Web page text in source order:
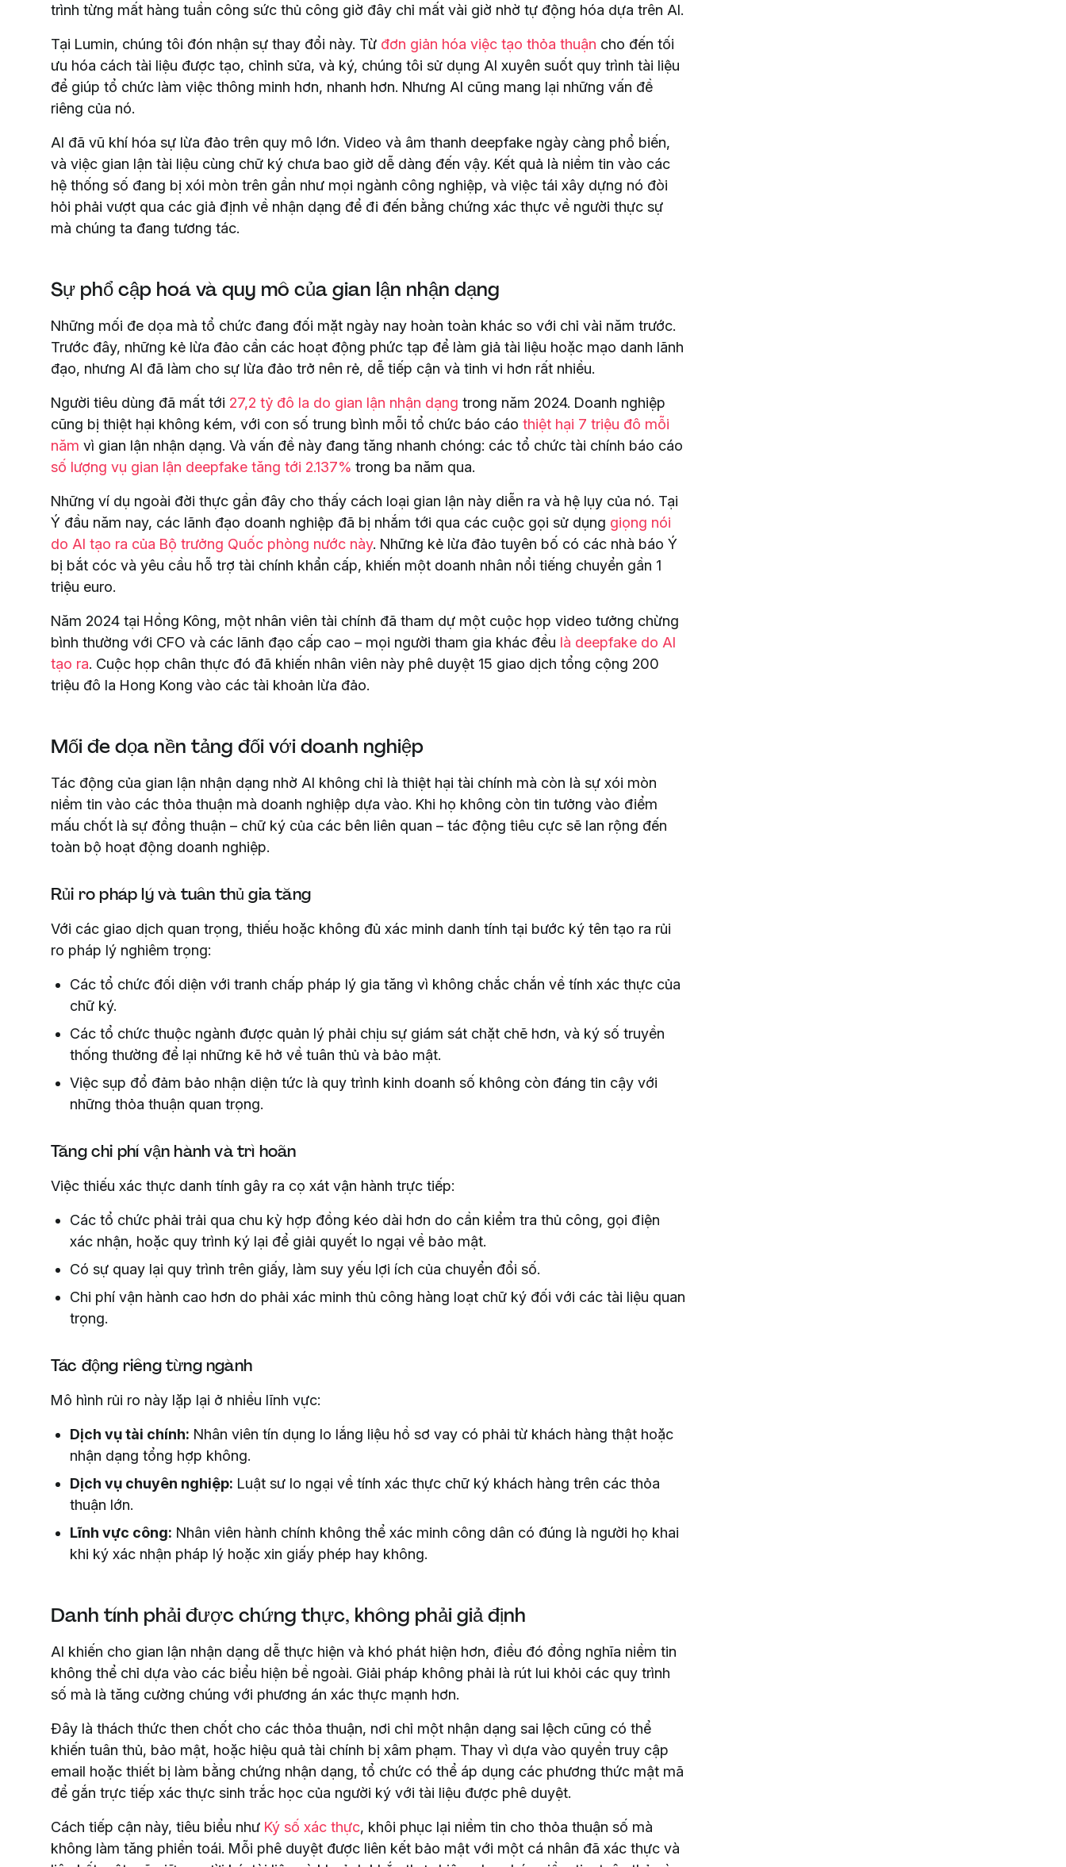
trình từng mất hàng tuần công sức thủ công giờ đây chỉ mất vài giờ nhờ tự động hóa dựa trên AI.
Tại Lumin, chúng tôi đón nhận sự thay đổi này. Từ đơn giản hóa việc tạo thỏa thuận cho đến tối
ưu hóa cách tài liệu được tạo, chỉnh sửa, và ký, chúng tôi sử dụng AI xuyên suốt quy trình tài liệu
để giúp tổ chức làm việc thông minh hơn, nhanh hơn. Nhưng AI cũng mang lại những vấn đề
riêng của nó.
AI đã vũ khí hóa sự lừa đảo trên quy mô lớn. Video và âm thanh deepfake ngày càng phổ biến,
và việc gian lận tài liệu cùng chữ ký chưa bao giờ dễ dàng đến vậy. Kết quả là niềm tin vào các
hệ thống số đang bị xói mòn trên gần như mọi ngành công nghiệp, và việc tái xây dựng nó đòi
hỏi phải vượt qua các giả định về nhận dạng để đi đến bằng chứng xác thực về người thực sự
mà chúng ta đang tương tác.
Sự phổ cập hoá và quy mô của gian lận nhận dạng
Những mối đe dọa mà tổ chức đang đối mặt ngày nay hoàn toàn khác so với chỉ vài năm trước.
Trước đây, những kẻ lừa đảo cần các hoạt động phức tạp để làm giả tài liệu hoặc mạo danh lãnh
đạo, nhưng AI đã làm cho sự lừa đảo trở nên rẻ, dễ tiếp cận và tinh vi hơn rất nhiều.
Người tiêu dùng đã mất tới 27,2 tỷ đô la do gian lận nhận dạng trong năm 2024. Doanh nghiệp
cũng bị thiệt hại không kém, với con số trung bình mỗi tổ chức báo cáo thiệt hại 7 triệu đô mỗi
năm vì gian lận nhận dạng. Và vấn đề này đang tăng nhanh chóng: các tổ chức tài chính báo cáo
số lượng vụ gian lận deepfake tăng tới 2.137% trong ba năm qua.
Những ví dụ ngoài đời thực gần đây cho thấy cách loại gian lận này diễn ra và hệ lụy của nó. Tại
Ý đầu năm nay, các lãnh đạo doanh nghiệp đã bị nhắm tới qua các cuộc gọi sử dụng giọng nói
do AI tạo ra của Bộ trưởng Quốc phòng nước này. Những kẻ lừa đảo tuyên bố có các nhà báo Ý
bị bắt cóc và yêu cầu hỗ trợ tài chính khẩn cấp, khiến một doanh nhân nổi tiếng chuyển gần 1
triệu euro.
Năm 2024 tại Hồng Kông, một nhân viên tài chính đã tham dự một cuộc họp video tưởng chừng
bình thường với CFO và các lãnh đạo cấp cao – mọi người tham gia khác đều là deepfake do AI
tạo ra. Cuộc họp chân thực đó đã khiến nhân viên này phê duyệt 15 giao dịch tổng cộng 200
triệu đô la Hong Kong vào các tài khoản lừa đảo.
Mối đe dọa nền tảng đối với doanh nghiệp
Tác động của gian lận nhận dạng nhờ AI không chỉ là thiệt hại tài chính mà còn là sự xói mòn
niềm tin vào các thỏa thuận mà doanh nghiệp dựa vào. Khi họ không còn tin tưởng vào điểm
mấu chốt là sự đồng thuận – chữ ký của các bên liên quan – tác động tiêu cực sẽ lan rộng đến
toàn bộ hoạt động doanh nghiệp.
Rủi ro pháp lý và tuân thủ gia tăng
Với các giao dịch quan trọng, thiếu hoặc không đủ xác minh danh tính tại bước ký tên tạo ra rủi
ro pháp lý nghiêm trọng:
Các tổ chức đối diện với tranh chấp pháp lý gia tăng vì không chắc chắn về tính xác thực của
chữ ký.
Các tổ chức thuộc ngành được quản lý phải chịu sự giám sát chặt chẽ hơn, và ký số truyền
thống thường để lại những kẽ hở về tuân thủ và bảo mật.
Việc sụp đổ đảm bảo nhận diện tức là quy trình kinh doanh số không còn đáng tin cậy với
những thỏa thuận quan trọng.
Tăng chi phí vận hành và trì hoãn
Việc thiếu xác thực danh tính gây ra cọ xát vận hành trực tiếp:
Các tổ chức phải trải qua chu kỳ hợp đồng kéo dài hơn do cần kiểm tra thủ công, gọi điện
xác nhận, hoặc quy trình ký lại để giải quyết lo ngại về bảo mật.
Có sự quay lại quy trình trên giấy, làm suy yếu lợi ích của chuyển đổi số.
Chi phí vận hành cao hơn do phải xác minh thủ công hàng loạt chữ ký đối với các tài liệu quan
trọng.
Tác động riêng từng ngành
Mô hình rủi ro này lặp lại ở nhiều lĩnh vực:
Dịch vụ tài chính: Nhân viên tín dụng lo lắng liệu hồ sơ vay có phải từ khách hàng thật hoặc
nhận dạng tổng hợp không.
Dịch vụ chuyên nghiệp: Luật sư lo ngại về tính xác thực chữ ký khách hàng trên các thỏa
thuận lớn.
Lĩnh vực công: Nhân viên hành chính không thể xác minh công dân có đúng là người họ khai
khi ký xác nhận pháp lý hoặc xin giấy phép hay không.
Danh tính phải được chứng thực, không phải giả định
AI khiến cho gian lận nhận dạng dễ thực hiện và khó phát hiện hơn, điều đó đồng nghĩa niềm tin
không thể chỉ dựa vào các biểu hiện bề ngoài. Giải pháp không phải là rút lui khỏi các quy trình
số mà là tăng cường chúng với phương án xác thực mạnh hơn.
Đây là thách thức then chốt cho các thỏa thuận, nơi chỉ một nhận dạng sai lệch cũng có thể
khiến tuân thủ, bảo mật, hoặc hiệu quả tài chính bị xâm phạm. Thay vì dựa vào quyền truy cập
email hoặc thiết bị làm bằng chứng nhận dạng, tổ chức có thể áp dụng các phương thức mật mã
để gắn trực tiếp xác thực sinh trắc học của người ký với tài liệu được phê duyệt.
Cách tiếp cận này, tiêu biểu như Ký số xác thực, khôi phục lại niềm tin cho thỏa thuận số mà
không làm tăng phiền toái. Mỗi phê duyệt được liên kết bảo mật với một cá nhân đã xác thực và